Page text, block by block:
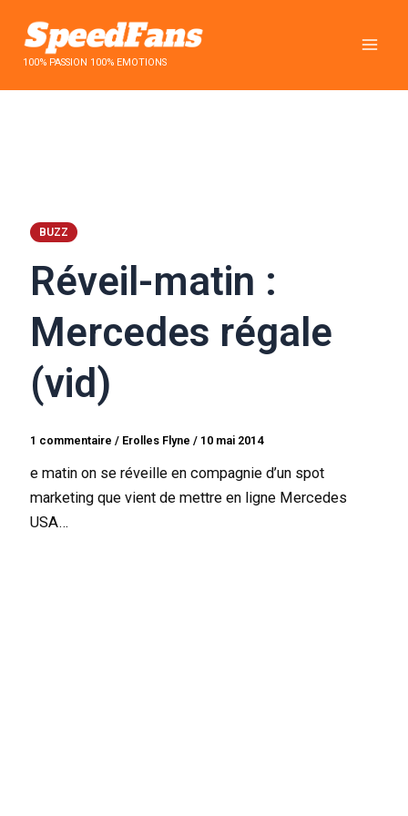
contenu100% PASSION 100% EMOTIONS
BUZZ
Réveil-matin :
Mercedes régale
(vid)
1 commentaire / Erolles Flyne/ 10 mai 2014
e matin on se réveille en compagnie d’un spot
marketing que vient de mettre en ligne Mercedes
USA…